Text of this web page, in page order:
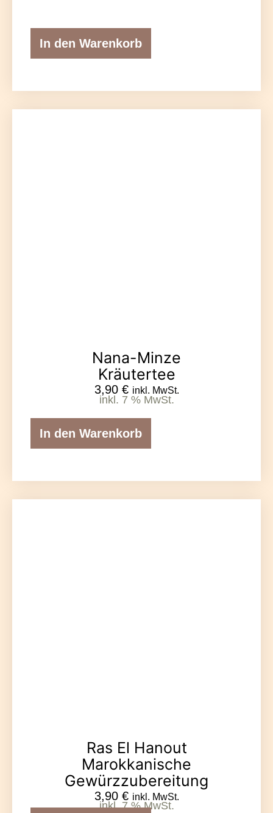
In den Warenkorb
Nana-Minze
Kräutertee
3,90 € inkl. MwSt.
inkl. 7 % MwSt.
In den Warenkorb
Ras El Hanout
Marokkanische
Gewürzzubereitung
3,90 € inkl. MwSt.
inkl. 7 % MwSt.